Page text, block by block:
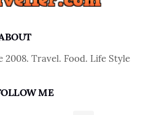
2008. Travel. Food. Life Style
ME